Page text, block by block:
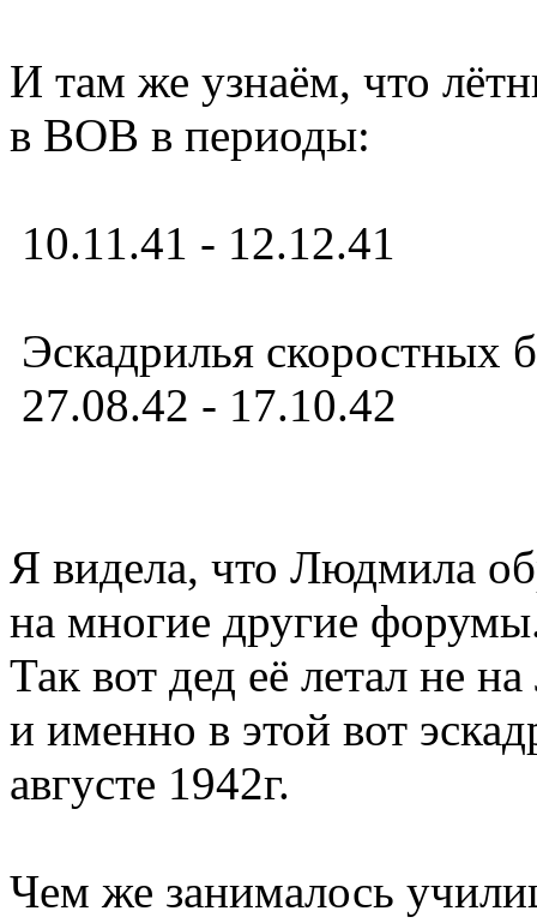
И там же узнаём, что
в ВОВ в периоды:
10.11.41 - 12.12.41
Эскадрилья скоростных
27.08.42 - 17.10.42
Я видела, что Людмила
на многие другие
Так вот дед её летал не
и именно в этой вот
августе 1942г.
Чем же занималось